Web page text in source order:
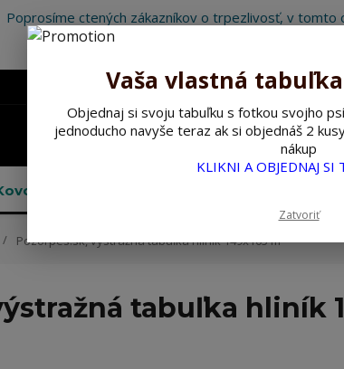
Poprosíme ctených zákazníkov o trpezlivosť, v
výstražné ceduľky
Pozorpes.sk, výstražná tabuľka hliník 149x105 m
tabuľka hliník
Vaša vlastná
Objednaj si svoju tabuľku s fotkou svojho
jednoducho navyše teraz ak si objednáš 2
nákup
KLIKNI A OBJEDNAJ SI
Zatvoriť